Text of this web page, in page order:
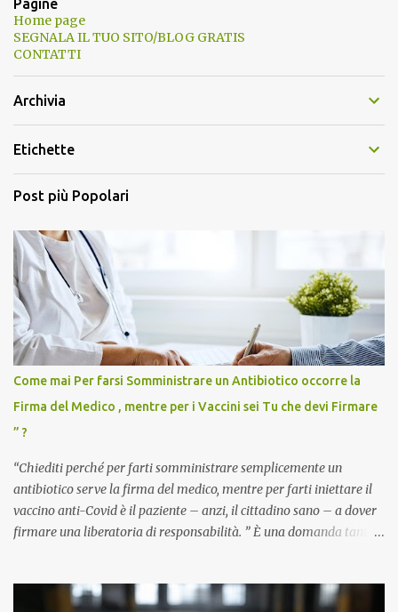
Pagine
Home page
SEGNALA IL TUO SITO/BLOG GRATIS
CONTATTI
Archivia
Etichette
Post più Popolari
Come mai Per farsi Somministrare un Antibiotico occorre la
Firma del Medico , mentre per i Vaccini sei Tu che devi Firmare
” ?
“Chiediti perché per farti somministrare semplicemente un
antibiotico serve la firma del medico, mentre per farti iniettare il
vaccino anti-Covid è il paziente – anzi, il cittadino sano – a dover
firmare una liberatoria di responsabilità. ” È una domanda tanto
pandemia. Un interrogativo che dovrebbe scuotere chiunque abbia